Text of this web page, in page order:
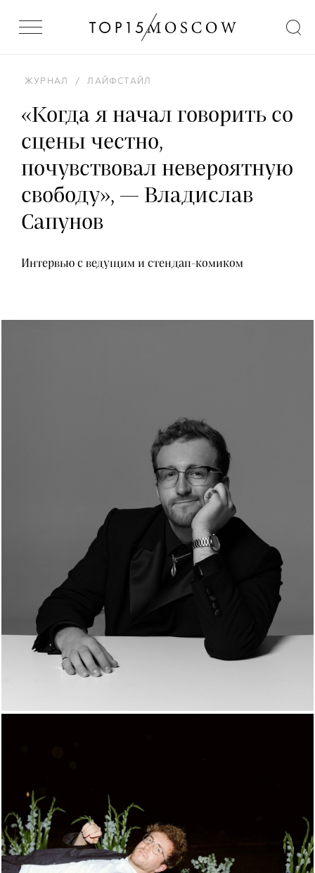
ЖУРНАЛ / ЛАЙФСТАЙЛ
«Когда я начал говорить со
сцены честно,
почувствовал невероятную
свободу», — Владислав
Сапунов
Интервью с ведущим и стендап-комиком